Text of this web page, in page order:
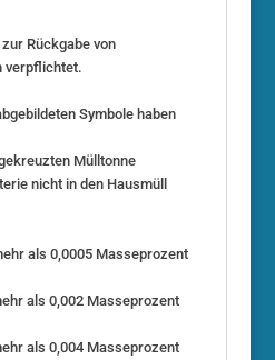
Rückgabe von
verpflichtet.
Symbole haben
Mülltonne
nicht in den Hausmüll
als 0,0005 Masseprozent
als 0,002 Masseprozent
als 0,004 Masseprozent